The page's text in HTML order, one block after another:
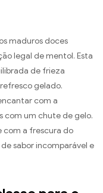
maduros doces
legal de mentol. Esta
de frieza
gelado.
com a
com um chute de gelo.
com a frescura do
sabor incomparável e